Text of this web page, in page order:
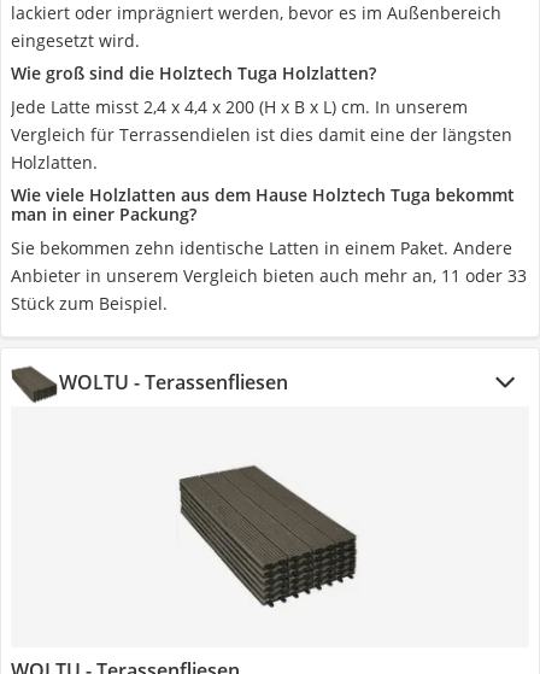
lackiert oder imprägniert werden, bevor es im Außenbereich
eingesetzt wird.
Wie groß sind die Holztech Tuga Holzlatten?
Jede Latte misst 2,4 x 4,4 x 200 (H x B x L) cm. In unserem
Vergleich für Terrassendielen ist dies damit eine der längsten
Holzlatten.
Wie viele Holzlatten aus dem Hause Holztech Tuga bekommt
man in einer Packung?
Sie bekommen zehn identische Latten in einem Paket. Andere
Anbieter in unserem Vergleich bieten auch mehr an, 11 oder 33
Stück zum Beispiel.
WOLTU - Terassenfliesen